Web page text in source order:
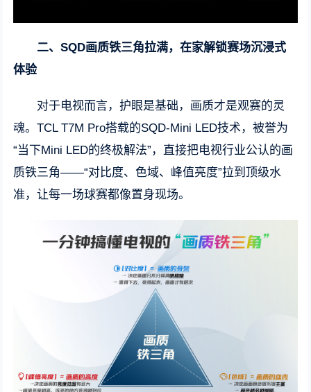
二、SQD画质铁三角拉满，在家解锁赛场沉浸式
体验
对于电视而言，护眼是基础，画质才是观赛的灵
魂。TCL T7M Pro搭载的SQD-Mini LED技术，被誉为
“当下Mini LED的终极解法”，直接把电视行业公认的画
质铁三角——“对比度、色域、峰值亮度”拉到顶级水
准，让每一场球赛都像置身现场。